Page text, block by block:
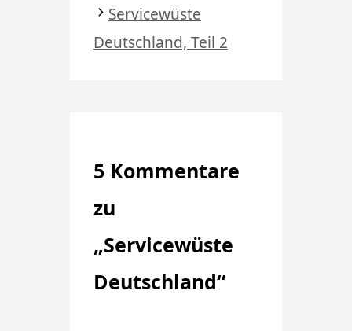
Servicewüste
Deutschland, Teil 2
5 Kommentare
zu
„Servicewüste
Deutschland“